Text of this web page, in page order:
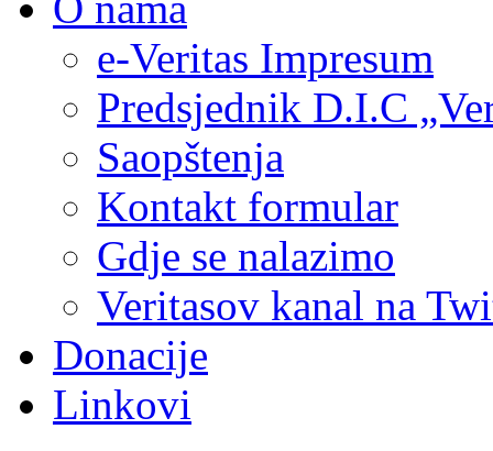
e-Veritas Impresum
Predsjednik D.I.C
Saopštenja
Kontakt formular
Gdje se nalazimo
Veritasov kanal na
Donacije
Linkovi